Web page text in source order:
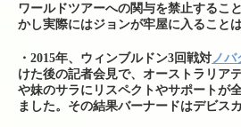
ワールドツアーへの関与を禁止するこ
かし実際にはジョンが牢屋に入ること
・2015年、ウィンブルドン3回戦対 ノ
けた後の記者会見で、オーストラリア
や妹のサラにリスペクトやサポートが
ました。その結果バーナードはデビス